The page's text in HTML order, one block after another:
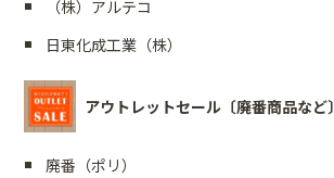
（株）アルテコ
日東化成工業（株）
アウトレットセール〔廃番商品など〕
廃番（ポリ）